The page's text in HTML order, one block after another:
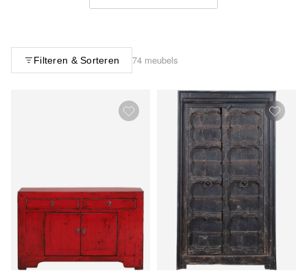
Filteren & Sorteren 74 meubels